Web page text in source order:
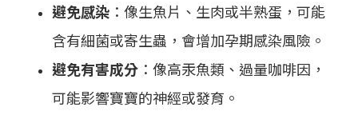
避免感染 ：像生魚片、生肉或半熟蛋，可能
含有細菌或寄生蟲，會增加孕期感染風險。
避免有害成分 ：像高汞魚類、過量咖啡因，
可能影響寶寶的神經或發育。